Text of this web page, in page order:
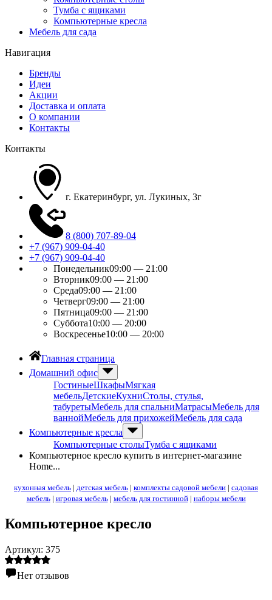
Тумба с ящиками
Компьютерные кресла
Мебель для сада
Навигация
Бренды
Идеи
Акции
Доставка и оплата
О компании
Контакты
Контакты
г. Екатеринбург, ул. Лукиных, 3г
8 (800) 707-89-04
+7 (967) 909-04-40
+7 (967) 909-04-40
Понедельник09:00 — 21:00
Вторник09:00 — 21:00
Среда09:00 — 21:00
Четверг09:00 — 21:00
Пятница09:00 — 21:00
Суббота10:00 — 20:00
Воскресенье10:00 — 20:00
Главная страница
Домашний офис
ГостиныеШкафыМягкая
мебельДетскиеКухниСтолы, стулья,
табуретыМебель для спальниМатрасыМебель для
ваннойМебель для прихожейМебель для сада
Компьютерные кресла
Компьютерные столыТумба с ящиками
Компьютерное кресло купить в интернет-магазине
Home...
кухонная мебель | детская мебель | комплекты садовой мебели | садовая
мебель| игровая мебель| мебель для гостинной| наборы мебели
Компьютерное кресло
Артикул: 375
Нет отзывов